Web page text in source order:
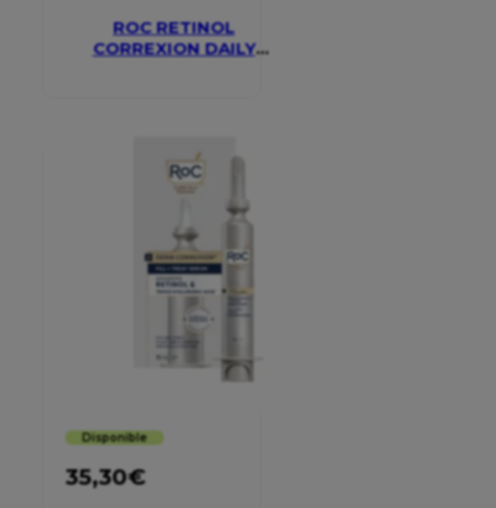
ROC RETINOL
CORREXION DAILY
Disponible
35,30€